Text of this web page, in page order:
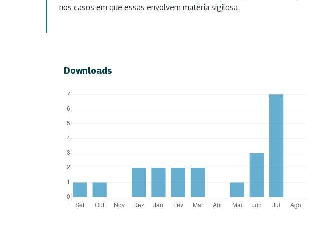
nos casos em que essas envolvem matéria sigilosa.
Downloads